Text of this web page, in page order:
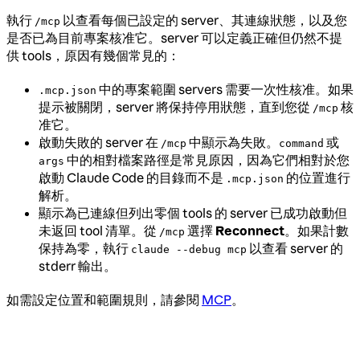
執行 /mcp 以查看每個已設定的 server、其連線狀態，以及您
是否已為目前專案核准它。server 可以定義正確但仍然不提
供 tools，原因有幾個常見的：
.mcp.json 中的專案範圍 servers 需要一次性核准。如果
提示被關閉，server 將保持停用狀態，直到您從 /mcp 核
准它。
啟動失敗的 server 在 /mcp 中顯示為失敗。 command 或
args 中的相對檔案路徑是常見原因，因為它們相對於您
啟動 Claude Code 的目錄而不是 .mcp.json 的位置進行
解析。
顯示為已連線但列出零個 tools 的 server 已成功啟動但
未返回 tool 清單。從 /mcp 選擇 Reconnect。如果計數
保持為零，執行 claude --debug mcp 以查看 server 的
stderr 輸出。
如需設定位置和範圍規則，請參閱 MCP。